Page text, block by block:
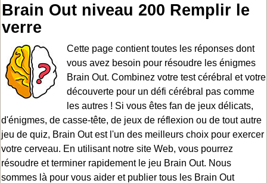
Brain Out niveau 200 Remplir le
verre
Cette page contient toutes les réponses dont
vous avez besoin pour résoudre les énigmes
Brain Out. Combinez votre test cérébral et votre
découverte pour un défi cérébral pas comme
les autres ! Si vous êtes fan de jeux délicats,
d'énigmes, de casse-tête, de jeux de réflexion ou de tout autre
jeu de quiz, Brain Out est l'un des meilleurs choix pour exercer
votre cerveau. En utilisant notre site Web, vous pourrez
résoudre et terminer rapidement le jeu Brain Out. Nous
sommes là pour vous aider et publier tous les Brain Out